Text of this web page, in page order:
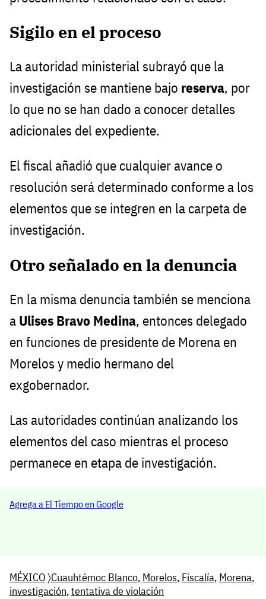
Sigilo en el proceso
La autoridad ministerial subrayó que la
investigación se mantiene bajo reserva, por
lo que no se han dado a conocer detalles
adicionales del expediente.
El fiscal añadió que cualquier avance o
resolución será determinado conforme a los
elementos que se integren en la carpeta de
investigación.
Otro señalado en la denuncia
En la misma denuncia también se menciona
a Ulises Bravo Medina, entonces delegado
en funciones de presidente de Morena en
Morelos y medio hermano del
exgobernador.
Las autoridades continúan analizando los
elementos del caso mientras el proceso
permanece en etapa de investigación.
Agrega a El Tiempo en Google
MÉXICO〉Cuauhtémoc Blanco, Morelos, Fiscalía, Morena,
investigación,tentativa de violación